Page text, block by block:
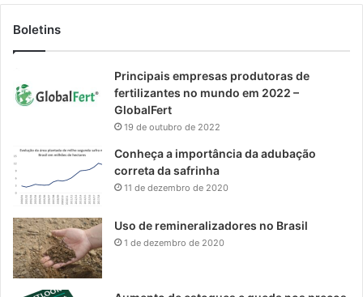
Boletins
Principais empresas produtoras de
fertilizantes no mundo em 2022 –
GlobalFert
19 de outubro de 2022
Conheça a importância da adubação
correta da safrinha
11 de dezembro de 2020
Uso de remineralizadores no Brasil
1 de dezembro de 2020